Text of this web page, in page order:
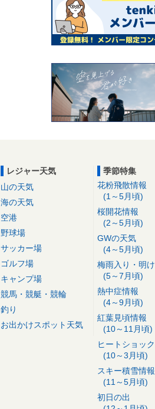
レジャー天気
山の天気
海の天気
空港
野球場
サッカー場
ゴルフ場
キャンプ場
競馬・競艇・競輪
釣り
お出かけスポット天気
季節特集
花粉飛散情報
(1～5月頃)
桜開花情報
(2～5月頃)
GWの天気
(4～5月頃)
梅雨入り・明け
(5～7月頃)
熱中症情報
(4～9月頃)
紅葉見頃情報
(10～11月頃)
ヒートショック
(10～3月頃)
スキー積雪情報
(11～5月頃)
初日の出